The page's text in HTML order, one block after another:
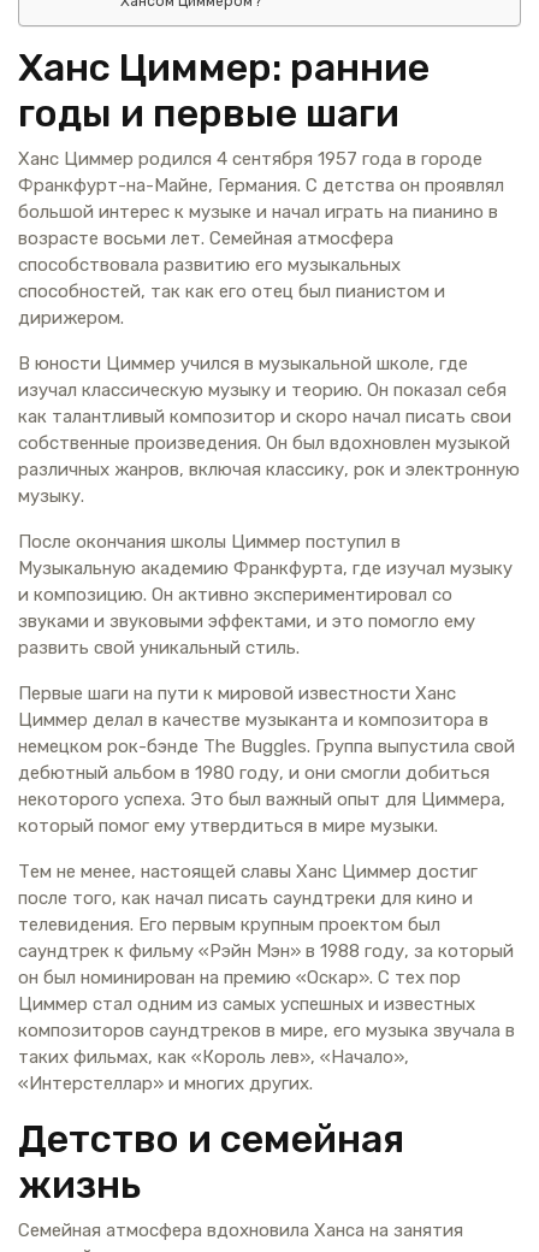
Ханс Циммер: ранние
годы и первые шаги
Ханс Циммер родился 4 сентября 1957 года в городе
Франкфурт-на-Майне, Германия. С детства он проявлял
большой интерес к музыке и начал играть на пианино в
возрасте восьми лет. Семейная атмосфера
способствовала развитию его музыкальных
способностей, так как его отец был пианистом и
дирижером.
В юности Циммер учился в музыкальной школе, где
изучал классическую музыку и теорию. Он показал себя
как талантливый композитор и скоро начал писать свои
собственные произведения. Он был вдохновлен музыкой
различных жанров, включая классику, рок и электронную
музыку.
После окончания школы Циммер поступил в
Музыкальную академию Франкфурта, где изучал музыку
и композицию. Он активно экспериментировал со
звуками и звуковыми эффектами, и это помогло ему
развить свой уникальный стиль.
Первые шаги на пути к мировой известности Ханс
Циммер делал в качестве музыканта и композитора в
немецком рок-бэнде The Buggles. Группа выпустила свой
дебютный альбом в 1980 году, и они смогли добиться
некоторого успеха. Это был важный опыт для Циммера,
который помог ему утвердиться в мире музыки.
Тем не менее, настоящей славы Ханс Циммер достиг
после того, как начал писать саундтреки для кино и
телевидения. Его первым крупным проектом был
саундтрек к фильму «Рэйн Мэн» в 1988 году, за который
он был номинирован на премию «Оскар». С тех пор
Циммер стал одним из самых успешных и известных
композиторов саундтреков в мире, его музыка звучала в
таких фильмах, как «Король лев», «Начало»,
«Интерстеллар» и многих других.
Детство и семейная
жизнь
Семейная атмосфера вдохновила Ханса на занятия